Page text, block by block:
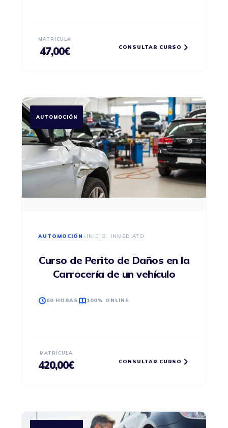
MATRÍCULA
47,00€ CONSULTAR CURSO
AUTOMOCIÓN
AUTOMOCIÓN • INICIO: INMEDIATO
Curso de Perito de Daños en la
Carrocería de un vehículo
60 HORAS 100% ONLINE
MATRÍCULA
420,00€ CONSULTAR CURSO